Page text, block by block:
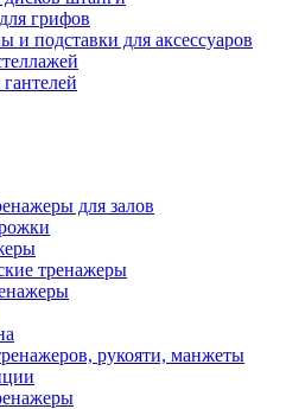
грифов
и подставки для аксессуаров
для залов
тренажеры
рукояти, манжеты